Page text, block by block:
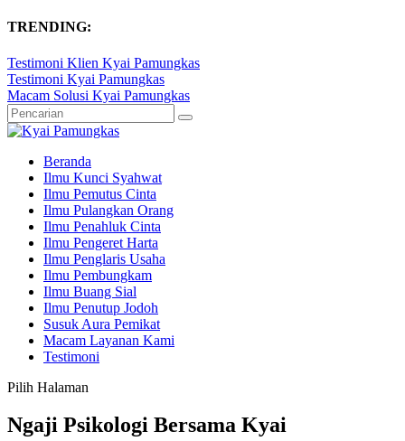
TRENDING:
Testimoni Klien Kyai Pamungkas
Testimoni Kyai Pamungkas
Macam Solusi Kyai Pamungkas
Beranda
Ilmu Kunci Syahwat
Ilmu Pemutus Cinta
Ilmu Pulangkan Orang
Ilmu Penahluk Cinta
Ilmu Pengeret Harta
Ilmu Penglaris Usaha
Ilmu Pembungkam
Ilmu Buang Sial
Ilmu Penutup Jodoh
Susuk Aura Pemikat
Macam Layanan Kami
Testimoni
Pilih Halaman
Ngaji Psikologi Bersama Kyai